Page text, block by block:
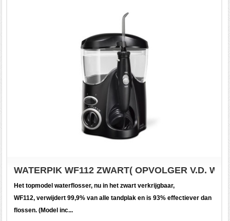
WATERPIK WF112 ZWART( OPVOLGER V.D.
Het topmodel waterflosser, nu in het zwart verkrijgbaar,
WF112, verwijdert 99,9% van alle tandplak en is 93% effectiever dan
flossen. (Model inc...